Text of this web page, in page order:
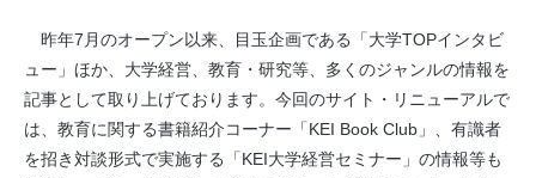
昨年7月のオープン以来、目玉企画である「大学TOPインタビ
ュー」ほか、大学経営、教育・研究等、多くのジャンルの情報を
記事として取り上げております。今回のサイト・リニューアルで
は、教育に関する書籍紹介コーナー「KEI Book Club」、有識者
を招き対談形式で実施する「KEI大学経営セミナー」の情報等も